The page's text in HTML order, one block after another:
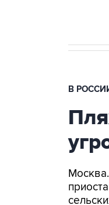
В